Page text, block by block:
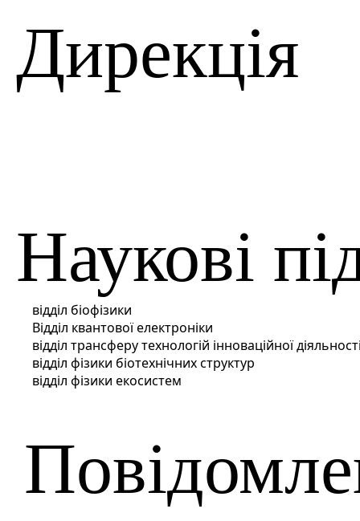
Дирекція
Наукові
відділ біофізики
Відділ квантової електроніки
відділ трансферу технологій інноваційної
відділ фізики біотехнічних структур
відділ фізики екосистем